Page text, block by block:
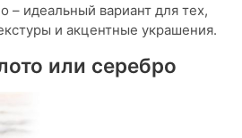
– идеальный вариант для тех,
и акцентные украшения.
или серебро